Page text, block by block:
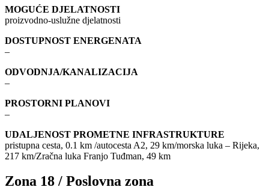
MOGUĆE DJELATNOSTI
proizvodno-uslužne djelatnosti
DOSTUPNOST ENERGENATA
–
ODVODNJA/KANALIZACIJA
–
PROSTORNI PLANOVI
–
UDALJENOST PROMETNE INFRASTRUKTURE
pristupna cesta, 0.1 km /autocesta A2, 29 km/morska luka – Rijeka,
217 km/Zračna luka Franjo Tuđman, 49 km
Zona 18 / Poslovna zona